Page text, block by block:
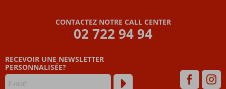
CONTACTEZ NOTRE CALL CENTER
02 722 94 94
RECEVOIR UNE NEWSLETTER
PERSONNALISÉE?